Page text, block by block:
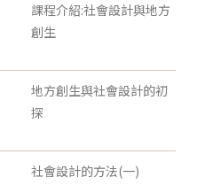
課程介紹:社會設計與地方
創生
地方創生與社會設計的初
探
社會設計的方法(一)